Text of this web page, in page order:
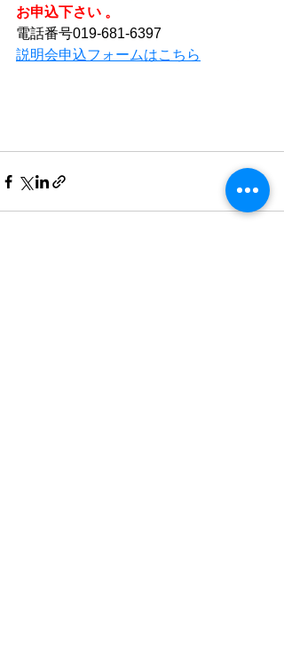
お申込下さい 。
電話番号019-681-6397
説明会申込フォームはこちら